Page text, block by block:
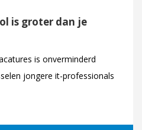
is groter dan je
is onverminderd
jongere it-professionals